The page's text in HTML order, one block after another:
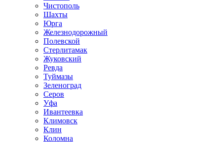
Чистополь
Шахты
Юрга
Железнодорожный
Полевской
Стерлитамак
Жуковский
Ревда
Туймазы
Зеленоград
Серов
Уфа
Ивантеевка
Климовск
Клин
Коломна